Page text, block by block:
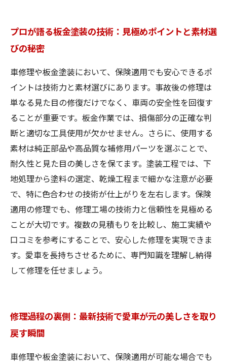
プロが語る板金塗装の技術：見極めポイントと素材選
びの秘密
車修理や板金塗装において、保険適用でも安心できるポ
イントは技術力と素材選びにあります。事故後の修理は
単なる見た目の修復だけでなく、車両の安全性を回復す
ることが重要です。板金作業では、損傷部分の正確な判
断と適切な工具使用が欠かせません。さらに、使用する
素材は純正部品や高品質な補修用パーツを選ぶことで、
耐久性と見た目の美しさを保てます。塗装工程では、下
地処理から塗料の選定、乾燥工程まで細かな注意が必要
で、特に色合わせの技術が仕上がりを左右します。保険
適用の修理でも、修理工場の技術力と信頼性を見極める
ことが大切です。複数の見積もりを比較し、施工実績や
口コミを参考にすることで、安心した修理を実現できま
す。愛車を長持ちさせるために、専門知識を理解し納得
して修理を任せましょう。
修理過程の裏側：最新技術で愛車が元の美しさを取り
戻す瞬間
車修理や板金塗装において、保険適用が可能な場合でも